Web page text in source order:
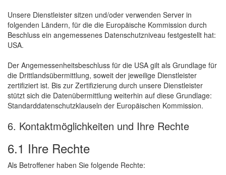
Unsere Dienstleister sitzen und/oder verwenden Server in
folgenden Ländern, für die die Europäische Kommission durch
Beschluss ein angemessenes Datenschutzniveau festgestellt hat:
USA.
Der Angemessenheitsbeschluss für die USA gilt als Grundlage für
die Drittlandsübermittlung, soweit der jeweilige Dienstleister
zertifiziert ist. Bis zur Zertifizierung durch unsere Dienstleister
stützt sich die Datenübermittlung weiterhin auf diese Grundlage:
Standarddatenschutzklauseln der Europäischen Kommission.
6. Kontaktmöglichkeiten und Ihre Rechte
6.1 Ihre Rechte
Als Betroffener haben Sie folgende Rechte: